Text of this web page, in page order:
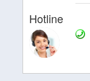
Hotline